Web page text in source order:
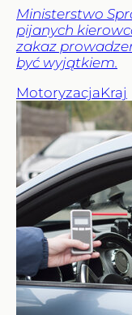
Ministerstwo
pijanych
zakaz
być wyjątkiem.
MotoryzacjaKraj